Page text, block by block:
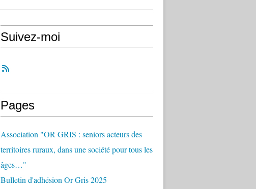
Suivez-moi
Pages
Association "OR GRIS : seniors acteurs des
territoires ruraux, dans une société pour tous les
âges…"
Bulletin d'adhésion Or Gris 2025